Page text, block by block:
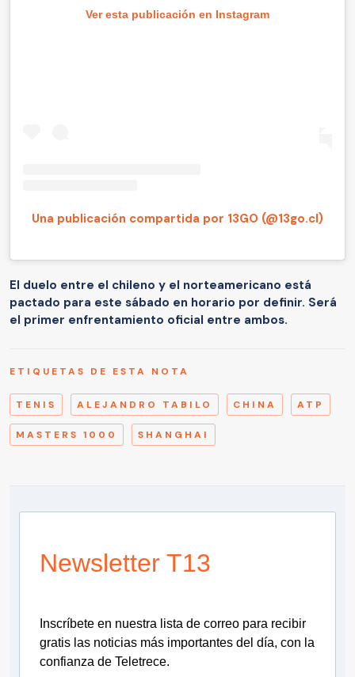
Ver esta publicación en Instagram
Una publicación compartida por 13GO (@13go.cl)
El duelo entre el chileno y el norteamericano está
pactado para este sábado en horario por definir. Será
el primer enfrentamiento oficial entre ambos.
ETIQUETAS DE ESTA NOTA
TENIS ALEJANDRO TABILO CHINA ATP
MASTERS 1000 SHANGHAI
Newsletter T13
Inscríbete en nuestra lista de correo para recibir
gratis las noticias más importantes del día, con la
confianza de Teletrece.